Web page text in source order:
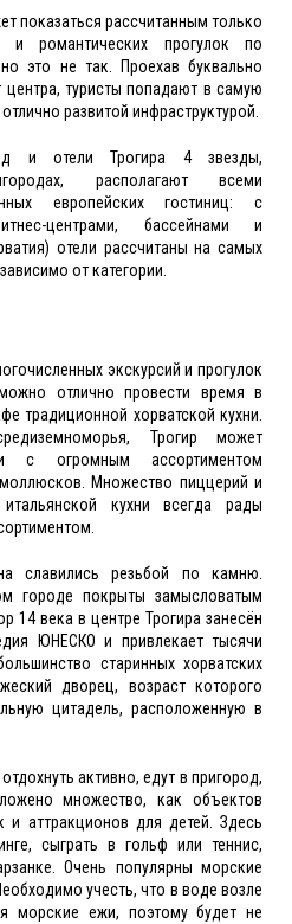
показаться рассчитанным только
и романтических прогулок по
это не так. Проехав буквально
центра, туристы попадают в самую
развитой инфраструктурой.
и отели Трогира 4 звезды,
располагают всеми
европейских гостиниц: с
центрами, бассейнами и
отели рассчитаны на самых
от категории.
экскурсий и прогулок
отлично провести время в
традиционной хорватской кухни.
Трогир может
с огромным ассортиментом
Множество пиццерий и
кухни всегда рады
славились резьбой по камню.
городе покрыты замысловатым
14 века в центре Трогира занесён
ЮНЕСКО и привлекает тысячи
старинных хорватских
дворец, возраст которого
цитадель, расположенную в
активно, едут в пригород,
множество, как объектов
и аттракционов для детей. Здесь
сыграть в гольф или теннис,
Очень популярны морские
учесть, что в воде возле
морские ежи, поэтому будет не